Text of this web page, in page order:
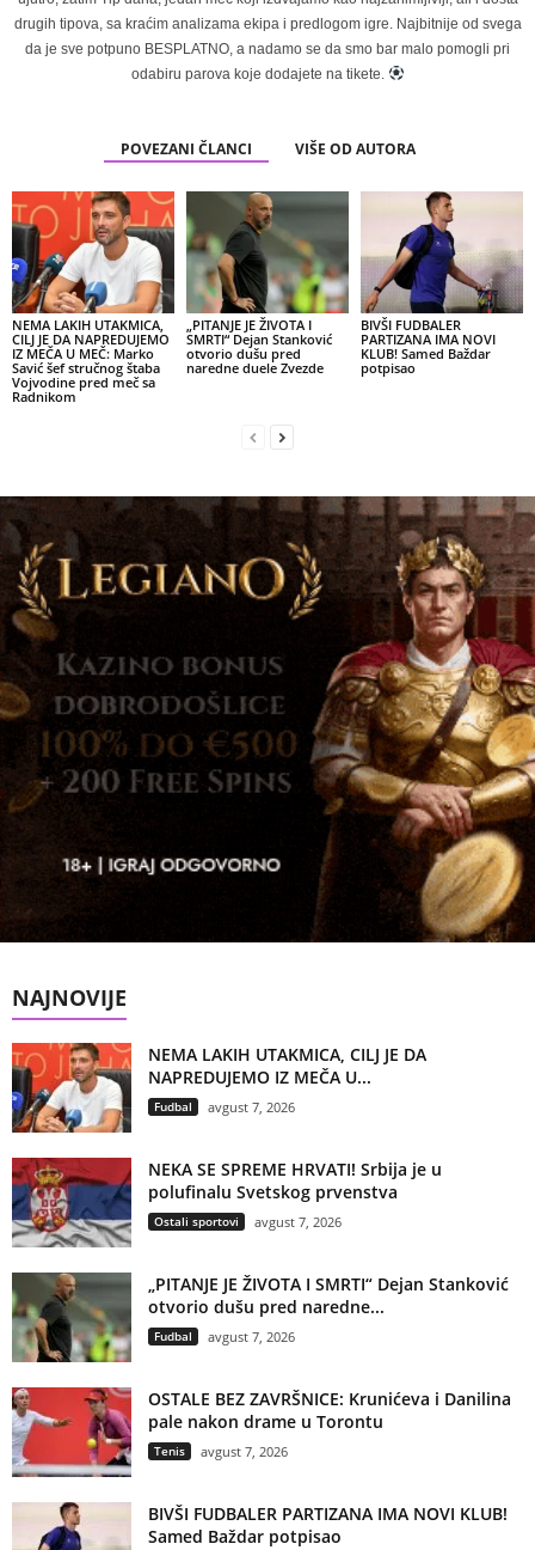
drugih tipova, sa kraćim analizama ekipa i predlogom igre. Najbitnije od svega
da je sve potpuno BESPLATNO, a nadamo se da smo bar malo pomogli pri
odabiru parova koje dodajete na tikete.
POVEZANI ČLANCI VIŠE OD AUTORA
NEMA LAKIH UTAKMICA,
CILJ JE DA NAPREDUJEMO
IZ MEČA U MEČ: Marko
Savić šef stručnog štaba
Vojvodine pred meč sa
Radnikom
„PITANJE JE ŽIVOTA I
SMRTI“ Dejan Stanković
otvorio dušu pred
naredne duele Zvezde
BIVŠI FUDBALER
PARTIZANA IMA NOVI
KLUB! Samed Baždar
potpisao
NAJNOVIJE
NEMA LAKIH UTAKMICA, CILJ JE DA
NAPREDUJEMO IZ MEČA U...
Fudbal avgust 7, 2026
NEKA SE SPREME HRVATI! Srbija je u
polufinalu Svetskog prvenstva
Ostali sportovi avgust 7, 2026
„PITANJE JE ŽIVOTA I SMRTI“ Dejan Stanković
otvorio dušu pred naredne...
Fudbal avgust 7, 2026
OSTALE BEZ ZAVRŠNICE: Krunićeva i Danilina
pale nakon drame u Torontu
Tenis avgust 7, 2026
BIVŠI FUDBALER PARTIZANA IMA NOVI KLUB!
Samed Baždar potpisao